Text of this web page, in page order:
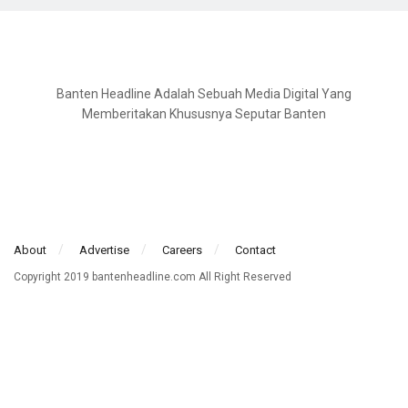
Banten Headline Adalah Sebuah Media Digital Yang
Memberitakan Khususnya Seputar Banten
About Advertise Careers Contact
Copyright 2019 bantenheadline.com All Right Reserved